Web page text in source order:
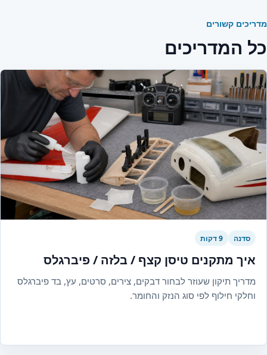
מדריכים קשורים
כל המדריכים
סדנה 9 דקות
איך מתקנים טיסן קצף / בלזה / פיברגלס
מדריך תיקון שעוזר לבחור דבקים, צירים, סרטים, עץ, בד פיברגלס
וחלקי חילוף לפי סוג הנזק והחומר.